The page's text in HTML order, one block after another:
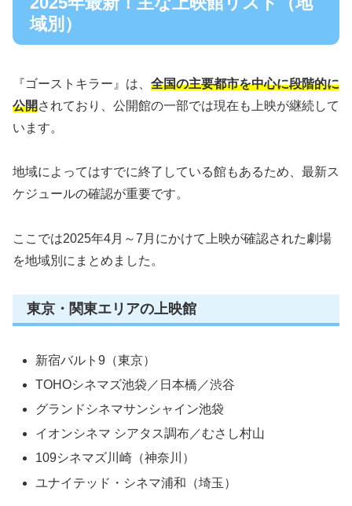
域別）
『ゴーストキラー』は、 全国の主要都市を中心に段階的に
公開されており、公開館の一部では現在も上映が継続して
います。
地域によってはすでに終了している館もあるため、最新ス
ケジュールの確認が重要です。
ここでは2025年4月～7月にかけて上映が確認された劇場
を地域別にまとめました。
東京・関東エリアの上映館
新宿バルト9（東京）
TOHOシネマズ池袋／日本橋／渋谷
グランドシネマサンシャイン池袋
イオンシネマ シアタス調布／むさし村山
109シネマズ川崎（神奈川）
ユナイテッド・シネマ浦和（埼玉）